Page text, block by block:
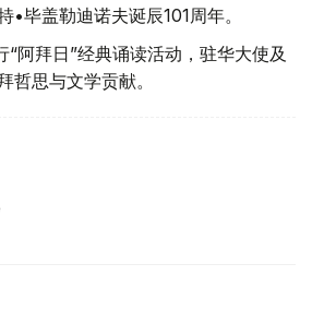
•毕盖勒迪诺夫诞辰101周年。
阿拜日”经典诵读活动，驻华大使及
哲思与文学贡献。